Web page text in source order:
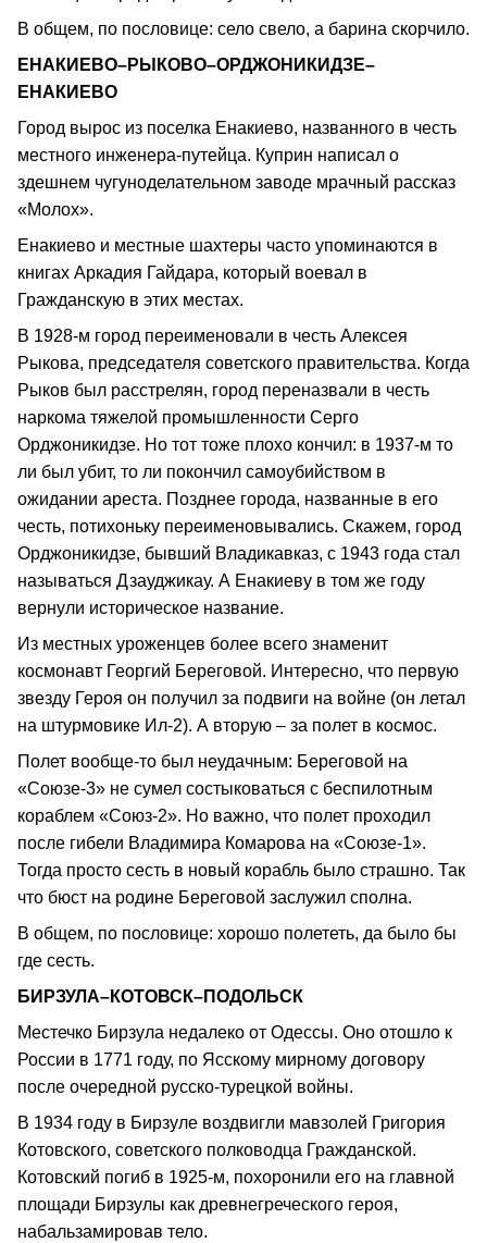
В общем, по пословице: село свело, а барина скорчило.
ЕНАКИЕВО–РЫКОВО–ОРДЖОНИКИДЗЕ–
ЕНАКИЕВО
Город вырос из поселка Енакиево, названного в честь
местного инженера-путейца. Куприн написал о
здешнем чугуноделательном заводе мрачный рассказ
«Молох».
Енакиево и местные шахтеры часто упоминаются в
книгах Аркадия Гайдара, который воевал в
Гражданскую в этих местах.
В 1928-м город переименовали в честь Алексея
Рыкова, председателя советского правительства. Когда
Рыков был расстрелян, город переназвали в честь
наркома тяжелой промышленности Серго
Орджоникидзе. Но тот тоже плохо кончил: в 1937-м то
ли был убит, то ли покончил самоубийством в
ожидании ареста. Позднее города, названные в его
честь, потихоньку переименовывались. Скажем, город
Орджоникидзе, бывший Владикавказ, с 1943 года стал
называться Дзауджикау. А Енакиеву в том же году
вернули историческое название.
Из местных уроженцев более всего знаменит
космонавт Георгий Береговой. Интересно, что первую
звезду Героя он получил за подвиги на войне (он летал
на штурмовике Ил-2). А вторую – за полет в космос.
Полет вообще-то был неудачным: Береговой на
«Союзе-3» не сумел состыковаться с беспилотным
кораблем «Союз-2». Но важно, что полет проходил
после гибели Владимира Комарова на «Союзе-1».
Тогда просто сесть в новый корабль было страшно. Так
что бюст на родине Береговой заслужил сполна.
В общем, по пословице: хорошо полететь, да было бы
где сесть.
БИРЗУЛА–КОТОВСК–ПОДОЛЬСК
Местечко Бирзула недалеко от Одессы. Оно отошло к
России в 1771 году, по Ясскому мирному договору
после очередной русско-турецкой войны.
В 1934 году в Бирзуле воздвигли мавзолей Григория
Котовского, советского полководца Гражданской.
Котовский погиб в 1925-м, похоронили его на главной
площади Бирзулы как древнегреческого героя,
набальзамировав тело.